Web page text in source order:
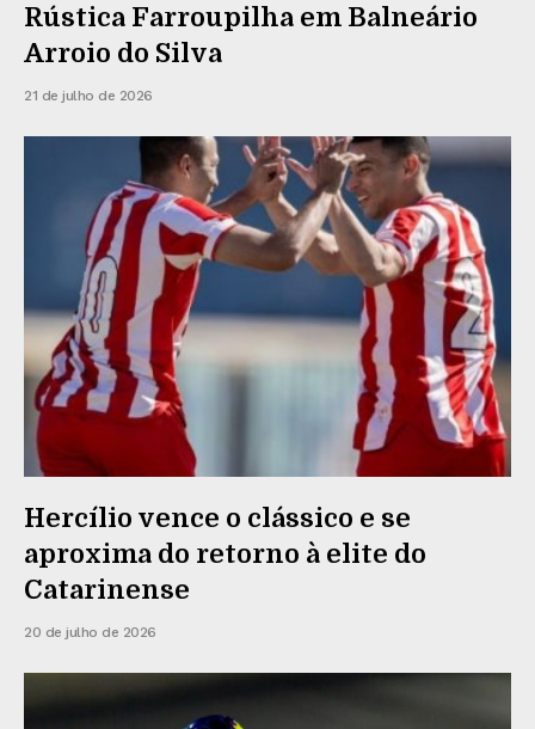
Rústica Farroupilha em Balneário
Arroio do Silva
21 de julho de 2026
Hercílio vence o clássico e se
aproxima do retorno à elite do
Catarinense
20 de julho de 2026